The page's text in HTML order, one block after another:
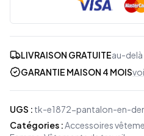
LIVRAISON GRATUITEau-delà
GARANTIE MAISON 4 MOIS
UGS : tk-e1872-pantalon-en-
Catégories :Accessoires